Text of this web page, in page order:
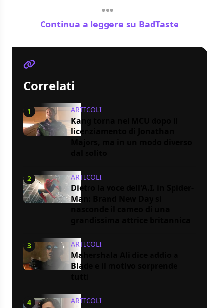
Continua a leggere su BadTaste
Correlati
1 ARTICOLI
Kang torna nel MCU dopo il
licenziamento di Jonathan
2 ARTICOLI
Dietro la voce dell'A.I. in Spider-
Man: Brand New Day si
3 ARTICOLI
Mahershala Ali dice addio a
Blade e il motivo sorprende
4 ARTICOLI